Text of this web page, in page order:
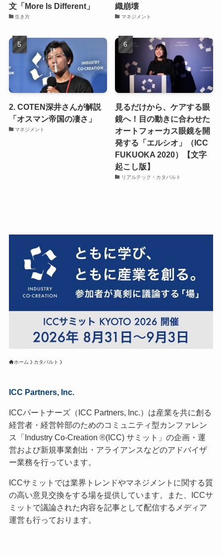
文「More Is Different」
生き方
織崩壊
マネジメント
2. COTEN深井さんが解説
「オスマン帝国の凄さ」
マネジメント
見るだけから、ケアする眼
鏡へ！目の動きに合わせた
オートフォーカス眼鏡を開
発する「エルシオ」（ICC
FUKUOKA 2020）【文字
起こし版】
リアルテック・カタパルト
ホーム カタパルト
ICC Partners, Inc.
ICCパートナーズ（ICC Partners, Inc.）は産業を共に創る
経営者・経営幹部のためのコミュニティ型カンファレン
ス「Industry Co-Creation ®(ICC) サミット」の企画・運
営および新規事業創出・アライアンスなどのアドバイザ
ー業務を行っています。
ICCサミットでは業界トレンドやマネジメントに関する質
の高い意見交換をする場を提供しています。また、ICCサ
ミットで議論された内容を記事として配信するメディア
運営も行っております。